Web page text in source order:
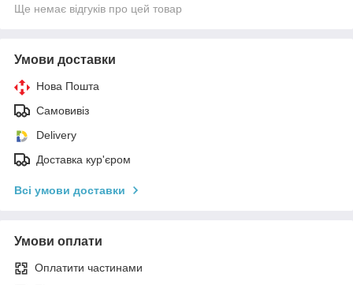
Ще немає відгуків про цей товар
Умови доставки
Нова Пошта
Самовивіз
Delivery
Доставка кур'єром
Всі умови доставки
Умови оплати
Оплатити частинами